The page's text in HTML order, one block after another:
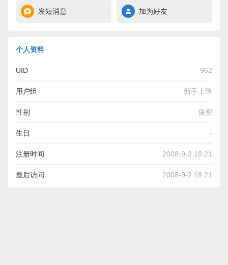
发短消息 加为好友
个人资料
UID 962
用户组 新手上路
性别 保密
生日 -
注册时间 2008-9-2 18:21
最后访问 2008-9-2 18:21